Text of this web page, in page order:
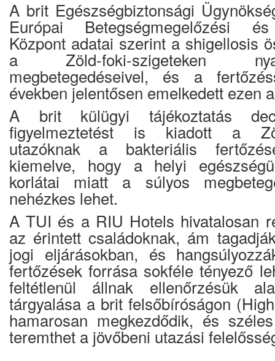
A brit Egészségbiztonsági
Európai Betegségmegelőzési
Központ adatai szerint a shigellosis
a Zöld-foki-szigeteken
megbetegedéseivel, és a
években jelentősen emelkedett ezen
A brit külügyi tájékoztatás
figyelmeztetést is kiadott a
utazóknak a bakteriális
kiemelve, hogy a helyi
korlátai miatt a súlyos
nehézkes lehet.
A TUI és a RIU Hotels hivatalosan
az érintett családoknak, ám
jogi eljárásokban, és
fertőzések forrása sokféle tényező
feltétlenül állnak ellenőrzésük
tárgyalása a brit felsőbíróságon
hamarosan megkezdődik, és
teremthet a jövőbeni utazási